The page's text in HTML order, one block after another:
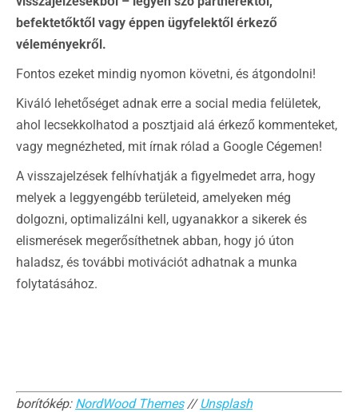
befektetőktől vagy éppen ügyfelektől érkező
véleményekről.
Fontos ezeket mindig nyomon követni, és átgondolni!
Kiváló lehetőséget adnak erre a social media felületek,
ahol lecsekkolhatod a posztjaid alá érkező kommenteket,
vagy megnézheted, mit írnak rólad a Google Cégemen!
A visszajelzések felhívhatják a figyelmedet arra, hogy
melyek a leggyengébb területeid, amelyeken még
dolgozni, optimalizálni kell, ugyanakkor a sikerek és
elismerések megerősíthetnek abban, hogy jó úton
haladsz, és további motivációt adhatnak a munka
folytatásához.
borítókép: NordWood Themes// Unsplash